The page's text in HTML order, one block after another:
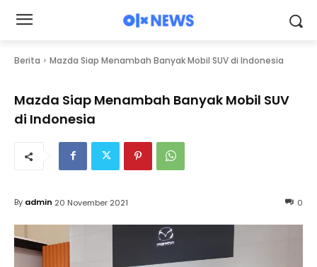
Berita Mazda Siap Menambah Banyak Mobil SUV di Indonesia
Mazda Siap Menambah Banyak Mobil SUV
di Indonesia
0
By admin 20 November 2021